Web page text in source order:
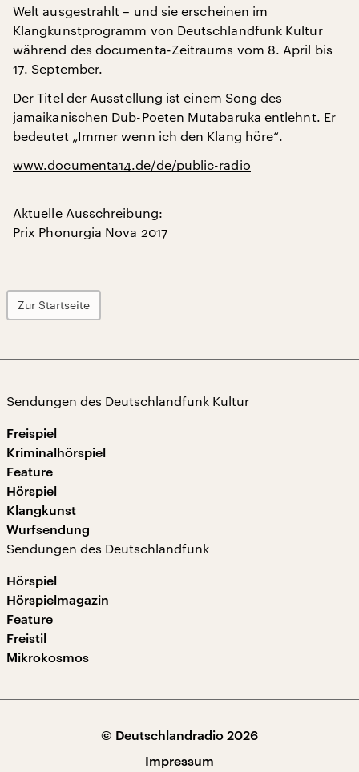
Welt ausgestrahlt – und sie erscheinen im
Klangkunstprogramm von Deutschlandfunk Kultur
während des documenta-Zeitraums vom 8. April bis
17. September.
Der Titel der Ausstellung ist einem Song des
jamaikanischen Dub-Poeten Mutabaruka entlehnt. Er
bedeutet „Immer wenn ich den Klang höre“.
www.documenta14.de/de/public-radio
Aktuelle Ausschreibung:
Prix Phonurgia Nova 2017
Zur Startseite
Sendungen des Deutschlandfunk Kultur
Freispiel
Kriminalhörspiel
Feature
Hörspiel
Klangkunst
Wurfsendung
Sendungen des Deutschlandfunk
Hörspiel
Hörspielmagazin
Feature
Freistil
Mikrokosmos
© Deutschlandradio 2026
Impressum